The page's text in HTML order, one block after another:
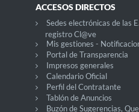
ACCESOS DIRECTOS
Sedes electrónicas de las
registro Cl@ve
Mis gestiones -
Portal de Transparencia
Impresos generales
Calendario Oficial
Perfil del Contratante
Tablón de Anuncios
Buzón de Sugerencias,